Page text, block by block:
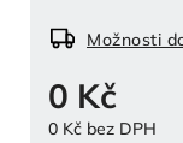
0 Kč
0 Kč bez DPH
Možnosti